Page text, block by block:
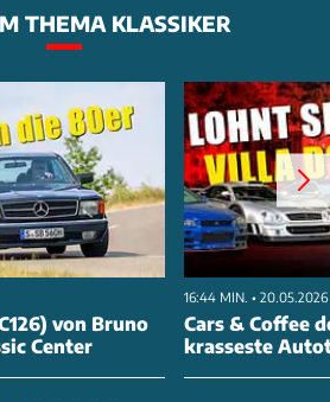
THEMA KLASSIKER
von Bruno
Center
16:44 MIN. • 20.05.2026
Cars & Coffee
krasseste